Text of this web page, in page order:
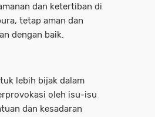
dan ketertiban di
tetap aman dan
dengan baik.
lebih bijak dalam
oleh isu-isu
dan kesadaran